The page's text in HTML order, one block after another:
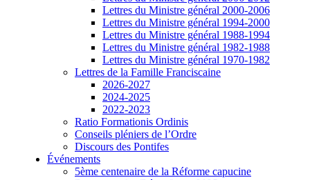
Lettres du Ministre général 2000-2006
Lettres du Ministre général 1994-2000
Lettres du Ministre général 1988-1994
Lettres du Ministre général 1982-1988
Lettres du Ministre général 1970-1982
Lettres de la Famille Franciscaine
2026-2027
2024-2025
2022-2023
Ratio Formationis Ordinis
Conseils pléniers de l’Ordre
Discours des Pontifes
Événements
5ème centenaire de la Réforme capucine